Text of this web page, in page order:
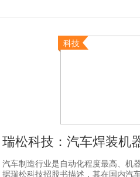
科技
瑞松科技：汽车焊装机
汽车制造行业是自动化程度最高、机
据瑞松科技招股书描述，其在国内汽